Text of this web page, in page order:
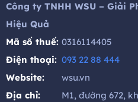
Công ty TNHH WSU – Giải
Hiệu Quả
Mã số thuế: 0316114405
Điện thoại: 093 22 88 444
Website:
wsu.vn
Địa chỉ:
M1, đường 672,